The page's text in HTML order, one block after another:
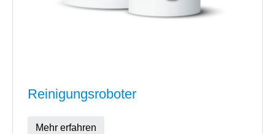
Reinigungsroboter
Mehr erfahren